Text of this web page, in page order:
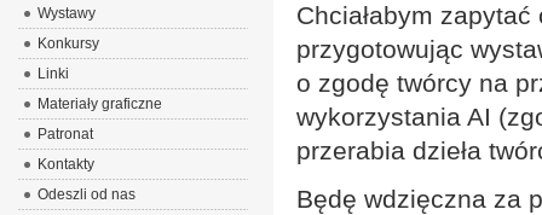
Chciałabym
przygotowując
o zgodę twórcy na
wykorzystania AI
przerabia dzieła
Będę wdzięczna za
Wystawy
Konkursy
Linki
Materiały graficzne
Patronat
Kontakty
Odeszli od nas